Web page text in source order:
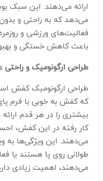
ارائه می‌دهند. این سبک
می‌دهد که به راحتی و
فعالیت‌های ورزشی و
باعث کاهش خستگی و
طراحی ارگونومیک و راحتی
طراحی ارگونومیک کفش
که کفش به خوبی با فرم
بیشتری را در هر قدم
کار رفته در این کفش،
می‌دهند. این ویژگی‌ها به
طولانی روی پا هستند یا
می‌دهند، اهمیت زیادی